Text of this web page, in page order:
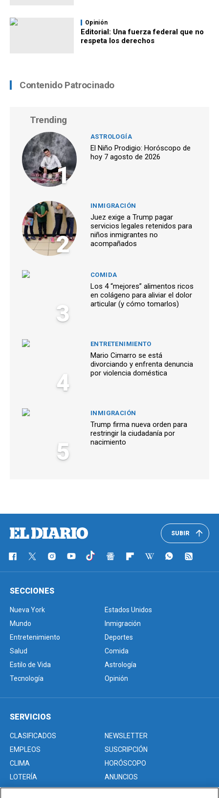
Opinión
Editorial: Una fuerza federal que no
respeta los derechos
Contenido Patrocinado
Trending
1
ASTROLOGÍA
El Niño Prodigio: Horóscopo de
hoy 7 agosto de 2026
2
INMIGRACIÓN
Juez exige a Trump pagar
servicios legales retenidos para
niños inmigrantes no
acompañados
3
COMIDA
Los 4 “mejores” alimentos ricos
en colágeno para aliviar el dolor
articular (y cómo tomarlos)
4
ENTRETENIMIENTO
Mario Cimarro se está
divorciando y enfrenta denuncia
por violencia doméstica
5
INMIGRACIÓN
Trump firma nueva orden para
restringir la ciudadanía por
nacimiento
SUBIR
SECCIONES
Nueva York
Estados Unidos
Mundo
Inmigración
Entretenimiento
Deportes
Salud
Comida
Estilo de Vida
Astrología
Tecnología
Opinión
SERVICIOS
CLASIFICADOS
NEWSLETTER
EMPLEOS
SUSCRIPCIÓN
CLIMA
HORÓSCOPO
LOTERÍA
ANUNCIOS